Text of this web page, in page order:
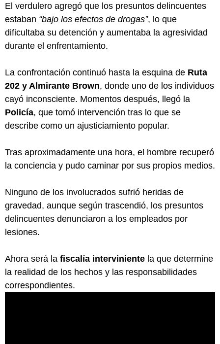
El verdulero agregó que los presuntos delincuentes
estaban “bajo los efectos de drogas”, lo que
dificultaba su detención y aumentaba la agresividad
durante el enfrentamiento.
La confrontación continuó hasta la esquina de Ruta
202 y Almirante Brown, donde uno de los individuos
cayó inconsciente. Momentos después, llegó la
Policía, que tomó intervención tras lo que se
describe como un ajusticiamiento popular.
Tras aproximadamente una hora, el hombre recuperó
la conciencia y pudo caminar por sus propios medios.
Ninguno de los involucrados sufrió heridas de
gravedad, aunque según trascendió, los presuntos
delincuentes denunciaron a los empleados por
lesiones.
Ahora será la fiscalía interviniente la que determine
la realidad de los hechos y las responsabilidades
correspondientes.